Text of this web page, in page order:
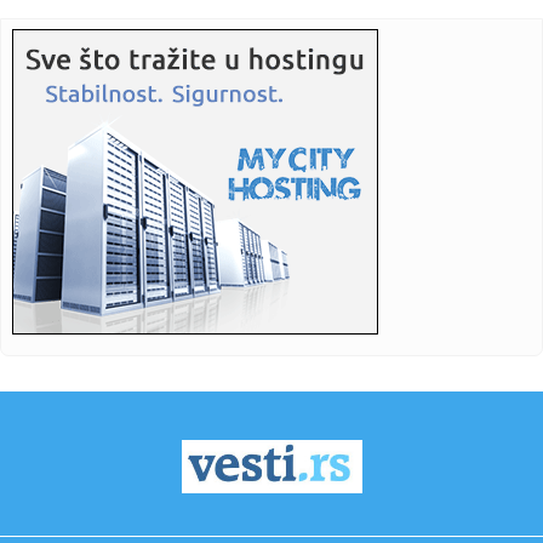
11:25: Nova moda na aerodromima: Muškarci imaju zanimljiv cilj
11:25:
11:25:Libija šalje najveću privrednu delegaciju u BiH: Dolazi i afri...
11:25:Problemi za "Svijet iz doba Jure": Ključno ime napustilo film
11:24:ODŽELEJ NAPUŠTA ZVEZDU!? Velikan u napadu na zver
crveno-belih!
Vreme ističe, nivo Dunava na istorijskom minimumu!